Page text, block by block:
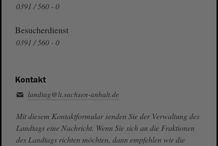
0391 / 560 - 0
Besucherdienst
0391 / 560 - 0
Kontakt
landtag@lt.sachsen-anhalt.de
Mit diesem Kontaktformular senden Sie der Verwaltung des
Landtags eine Nachricht. Wenn Sie sich an die Fraktionen
des Landtags richten möchten, dann empfehlen wir die